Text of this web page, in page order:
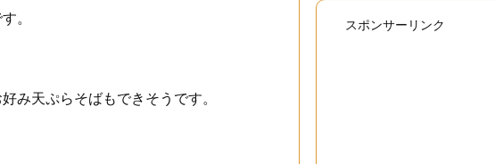
。
み天ぷらそばもできそうです。
スポンサーリンク